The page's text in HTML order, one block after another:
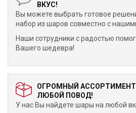
ВКУС!
Вы можете выбрать готовое
набор из шаров совместно с
Наши сотрудники с радостью
Вашего шедевра!
ОГРОМНЫЙ
ЛЮБОЙ ПОВОД!
У нас Вы найдете шары на любой